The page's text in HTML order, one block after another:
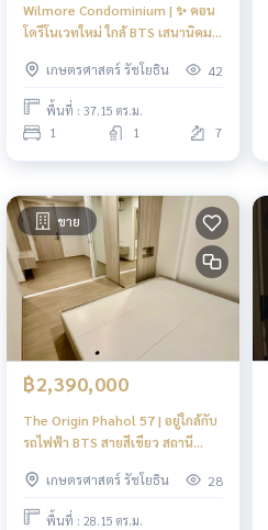
Wilmore Condominium | ✨ คอน
โดรีโนเวทใหม่ ใกล้ BTS เสนานิคม
เกษตรศาสตร์ รัชโยธิน
42
พื้นที่ : 37.15 ตร.ม.
1 1 7
ขาย
฿2,390,000
The Origin Phahol 57 | อยู่ใกล้กับ
รถไฟฟ้า BTS สายสีเขียว สถานี
ศรีมหาธาตุ
เกษตรศาสตร์ รัชโยธิน 28
พื้นที่ : 28.15 ตร.ม.